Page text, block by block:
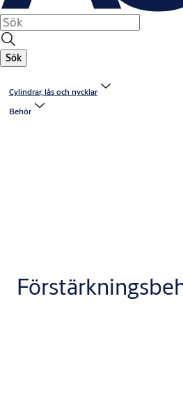
Sök
Cylindrar, lås och nycklar
Behör